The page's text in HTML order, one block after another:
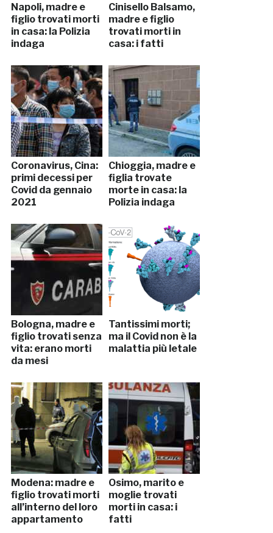
Napoli, madre e
figlio trovati morti
in casa: la Polizia
indaga
Cinisello Balsamo,
madre e figlio
trovati morti in
casa: i fatti
Coronavirus, Cina:
primi decessi per
Covid da gennaio
2021
Chioggia, madre e
figlia trovate
morte in casa: la
Polizia indaga
Bologna, madre e
figlio trovati senza
vita: erano morti
da mesi
Tantissimi morti;
ma il Covid non è la
malattia più letale
Modena: madre e
figlio trovati morti
all’interno del loro
appartamento
Osimo, marito e
moglie trovati
morti in casa: i
fatti